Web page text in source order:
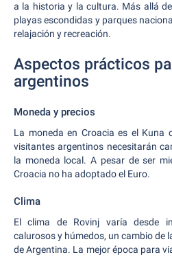
a la historia y la cultura. Más allá
playas escondidas y parques
relajación y recreación.
Aspectos prácticos
argentinos
Moneda y precios
La moneda en Croacia es el Kuna
visitantes argentinos necesitarán
la moneda local. A pesar de ser
Croacia no ha adoptado el Euro.
Clima
El clima de Rovinj varía desde
calurosos y húmedos, un cambio de
de Argentina. La mejor época para